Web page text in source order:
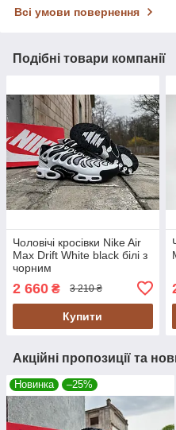
Всі умови повернення
Подібні товари компанії
Чоловічі кросівки Nike Air
Max Drift White black білі з
чорним
2 660 ₴ 3 210 ₴
Купити
Акційні пропозиції та
Новинка –25%